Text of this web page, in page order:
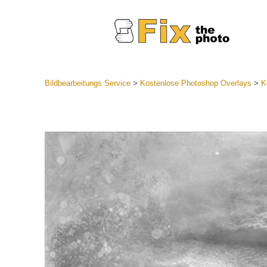
Mobile
Bildbearbeitungs Service> Kostenlose Photoshop Overlays >